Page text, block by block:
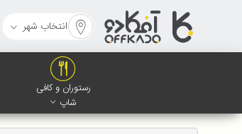
انتخاب شهر
رستوران و کافی
شاپ